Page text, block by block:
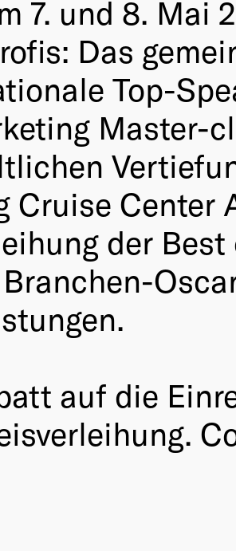
7. und 8. Mai
Das
Top-
Master-
Cruise Center
der
auf die